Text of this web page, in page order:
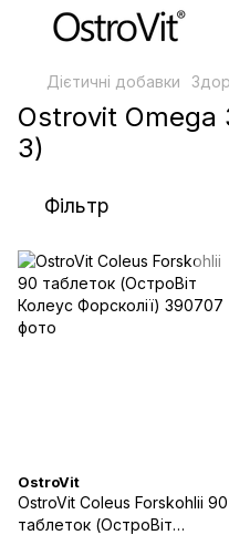
Дієтичні добавки
Ostrovit Omega
3)
Фільтр
OstroVit
OstroVit Coleus Forskohlii 90
таблеток (ОстроВіт